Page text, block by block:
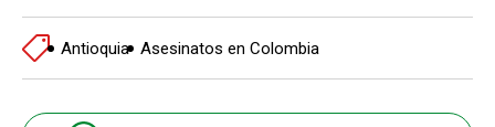
Antioquia Asesinatos en Colombia